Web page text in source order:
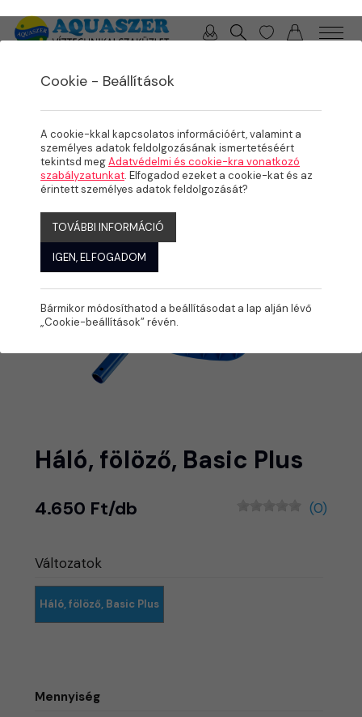
Háló, fölöző, Basic Plus
4.650 Ft/db (0)
Változatok
Háló, fölöző, Basic Plus
Mennyiség
Cookie - Beállítások
A cookie-kkal kapcsolatos információért, valamint a
személyes adatok feldolgozásának ismertetéséért
tekintsd megAdatvédelmi és cookie-kra vonatkozó
szabályzatunkat. Elfogadod ezeket a cookie-kat és az
érintett személyes adatok feldolgozását?
TOVÁBBI INFORMÁCIÓ
IGEN, ELFOGADOM
Bármikor módosíthatod a beállításodat a lap alján lévő
„Cookie-beállítások” révén.